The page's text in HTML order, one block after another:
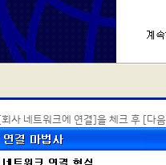
[회사 네트워크에 연결]을 체크 후 [다